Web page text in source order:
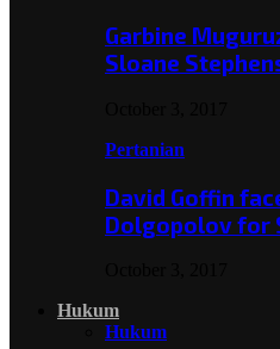
Garbine
Sloane
Pertanian
David Goffin
Dolgopolov for
Hukum
Hukum